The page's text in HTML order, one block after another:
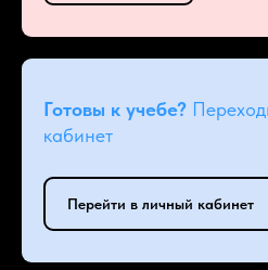
Готовы к учебе?
кабинет
Перейти в личный кабинет